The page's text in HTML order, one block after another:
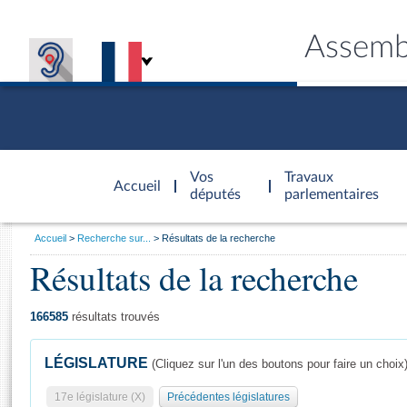
Accueil
d'accueil
Vos
députés
Travaux
parlementaires
Général
Vous
Accueil Recherche sur... Résultats de la recherche
Résultats de la recherche
166585 résultats trouvés
LÉGISLATURE (Cliquez sur l'un des boutons pour faire un choix)
17e législature (X) Précédentes législatures